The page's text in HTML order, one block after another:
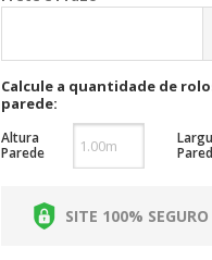
Calcule a quantidade de
parede:
Altura
Parede
SITE 100% SEGURO